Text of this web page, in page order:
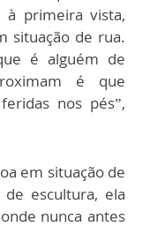
à primeira vista,
situação de rua.
é alguém de
é que
nos pés”,
em situação de
escultura, ela
nunca antes